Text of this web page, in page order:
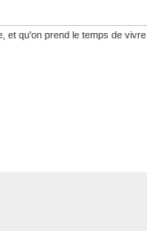
et qu'on prend le temps de vivre.